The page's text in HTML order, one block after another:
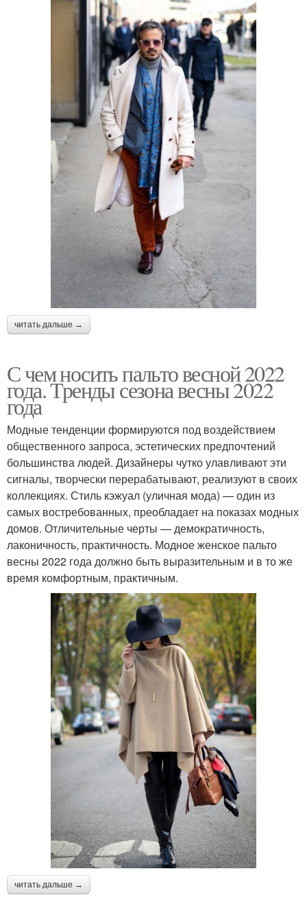
читать дальше →
С чем носить пальто весной 2022
года. Тренды сезона весны 2022
года
Модные тенденции формируются под воздействием
общественного запроса, эстетических предпочтений
большинства людей. Дизайнеры чутко улавливают эти
сигналы, творчески перерабатывают, реализуют в своих
коллекциях. Стиль кэжуал (уличная мода) — один из
самых востребованных, преобладает на показах модных
домов. Отличительные черты — демократичность,
лаконичность, практичность. Модное женское пальто
весны 2022 года должно быть выразительным и в то же
время комфортным, практичным.
читать дальше →